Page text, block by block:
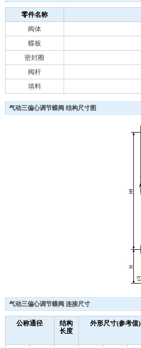
零件名称
阀体
蝶板
密封圈
阀杆
填料
气动三偏心调节蝶阀 结构尺寸图
气动三偏心调节蝶阀 连接尺寸
公称通径
结构
长度
外形尺寸(参考值)